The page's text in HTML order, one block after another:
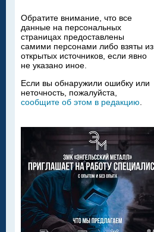
Обратите внимание, что все
данные на персональных
страницах предоставлены
самими персонами либо взяты из
открытых источников, если явно
не указано иное.
Если вы обнаружили ошибку или
неточность, пожалуйста,
сообщите об этом в редакцию